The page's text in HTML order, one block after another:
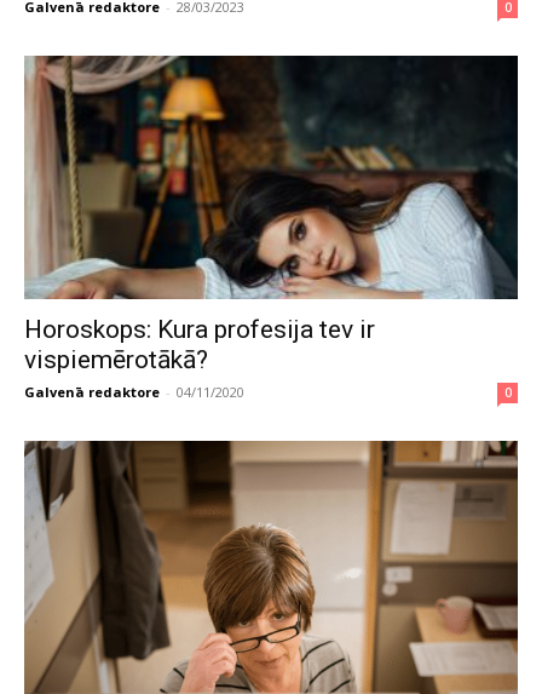
Galvenā redaktore - 28/03/2023 0
Horoskops: Kura profesija tev ir
vispiemērotākā?
Galvenā redaktore - 04/11/2020 0